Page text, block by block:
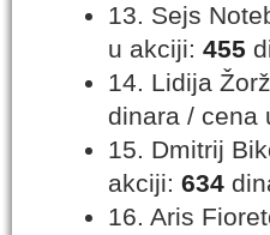
13. Sejs
u akciji: 455
14. Lidija Žorž
dinara / cena
15. Dmitrij
akciji: 634
16. Aris